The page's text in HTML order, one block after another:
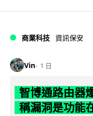
商業科技 資訊保安
Vin 1 日
智博通路由器
稱漏洞是功能